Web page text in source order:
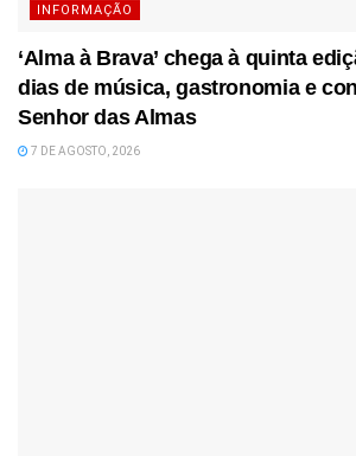
INFORMAÇÃO
‘Alma à Brava’ chega à quinta
dias de música, gastronomia e
Senhor das Almas
7 DE AGOSTO, 2026